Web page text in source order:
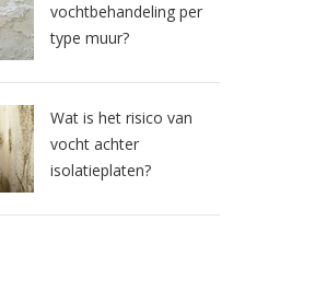
vochtbehandeling per
type muur?
Wat is het risico van
vocht achter
isolatieplaten?